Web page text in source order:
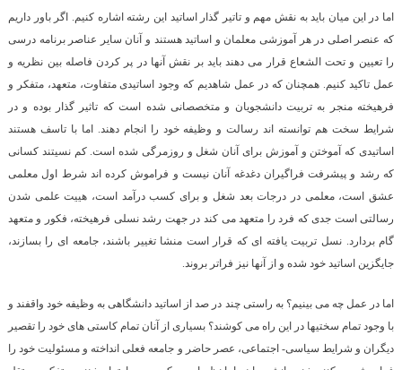
اما در این میان باید به نقش مهم و تاتیر گذار اساتید این رشته اشاره کنیم. اگر باور داریم
که عنصر اصلی در هر آموزشی معلمان و اساتید هستند و آنان سایر عناصر برنامه درسی
را تعیین و تحت الشعاع قرار می دهند باید بر نقش آنها در پر کردن فاصله بین نظریه و
عمل تاکید کنیم. همچنان که در عمل شاهدیم که وجود اساتیدی متفاوت، متعهد، متفکر و
فرهیخته منجر به تربیت دانشجویان و متخصصانی شده است که تاثیر گذار بوده و در
شرایط سخت هم توانسته اند رسالت و وظیفه خود را انجام دهند. اما با تاسف هستند
اساتیدی که آموختن و آموزش برای آنان شغل و روزمرگی شده است. کم نسیتند کسانی
که رشد و پیشرفت فراگیران دغدغه آنان نیست و فراموش کرده اند شرط اول معلمی
عشق است، معلمی در درجات بعد شغل و برای کسب درآمد است، هییت علمی شدن
رسالتی است جدی که فرد را متعهد می کند در جهت رشد نسلی فرهیخته، فکور و متعهد
گام بردارد. نسل تربیت یافته ای که قرار است منشا تغییر باشند، جامعه ای را بسازند،
جایگزین اساتید خود شده و از آنها نیز فراتر بروند.
اما در عمل چه می بینیم؟ به راستی چند در صد از اساتید دانشگاهی به وظیفه خود واقفند و
با وجود تمام سختیها در این راه می کوشند؟ بسیاری از آنان تمام کاستی های خود را تقصیر
دیگران و شرایط سیاسی- اجتماعی، عصر حاضر و جامعه فعلی انداخته و مسئولیت خود را